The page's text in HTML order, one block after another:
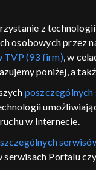
,
TVP
pomoc
z
przez
TVP (93 firm), w
poniżej, a
poszczególnych
w Internecie.
Portalu